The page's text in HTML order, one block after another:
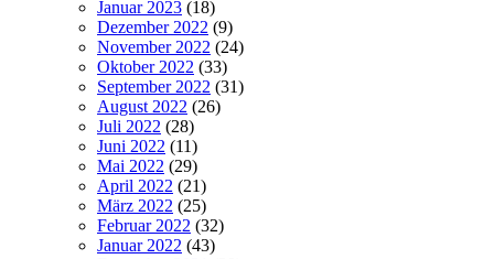
Januar 2023 (18)
Dezember 2022 (9)
November 2022 (24)
Oktober 2022 (33)
September 2022 (31)
August 2022 (26)
Juli 2022 (28)
Juni 2022 (11)
Mai 2022 (29)
April 2022 (21)
März 2022 (25)
Februar 2022 (32)
Januar 2022 (43)